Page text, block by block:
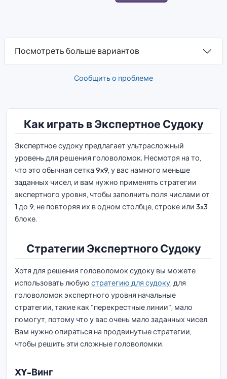
Посмотреть больше вариантов
Сообщить о проблеме
Как играть в Экспертное Судоку
Экспертное судоку предлагает ультрасложный
уровень для решения головоломок. Несмотря на то,
что это обычная сетка 9x9, у вас намного меньше
заданных чисел, и вам нужно применять стратегии
экспертного уровня, чтобы заполнить поля числами от
1 до 9, не повторяя их в одном столбце, строке или 3x3
блоке.
Стратегии Экспертного Судоку
Хотя для решения головоломок судоку вы можете
использовать любую стратегию для судоку, для
головоломок экспертного уровня начальные
стратегии, такие как "перекрестные линии", мало
помогут, потому что у вас очень мало заданных чисел.
Вам нужно опираться на продвинутые стратегии,
чтобы решить эти сложные головоломки.
XY-Винг